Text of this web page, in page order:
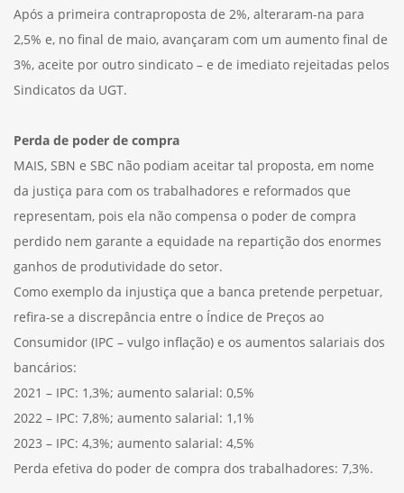
Após a primeira contraproposta de 2%, alteraram-na para
2,5% e, no final de maio, avançaram com um aumento final de
3%, aceite por outro sindicato – e de imediato rejeitadas pelos
Sindicatos da UGT.
Perda de poder de compra
MAIS, SBN e SBC não podiam aceitar tal proposta, em nome
da justiça para com os trabalhadores e reformados que
representam, pois ela não compensa o poder de compra
perdido nem garante a equidade na repartição dos enormes
ganhos de produtividade do setor.
Como exemplo da injustiça que a banca pretende perpetuar,
refira-se a discrepância entre o Índice de Preços ao
Consumidor (IPC – vulgo inflação) e os aumentos salariais dos
bancários:
2021 – IPC: 1,3%; aumento salarial: 0,5%
2022 – IPC: 7,8%; aumento salarial: 1,1%
2023 – IPC: 4,3%; aumento salarial: 4,5%
Perda efetiva do poder de compra dos trabalhadores: 7,3%.